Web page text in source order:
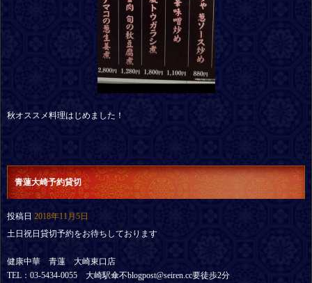
秋オススメ料理はじめました！
青蓮大崎予約貸切
投稿日 2018年11月5日
土日祝日貸切予約をお待ちしております
健康中華 青蓮 大崎東口店
TEL：03-5434-0055 大崎駅傘不blogpost@seiren.cc要徒歩2分